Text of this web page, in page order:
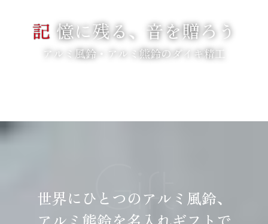
記 憶に残る、音を贈ろう
アルミ風鈴・アルミ熊鈴のダイキ精工
Gift
世界にひとつのアルミ風鈴、
アルミ熊鈴を名入れギフトで